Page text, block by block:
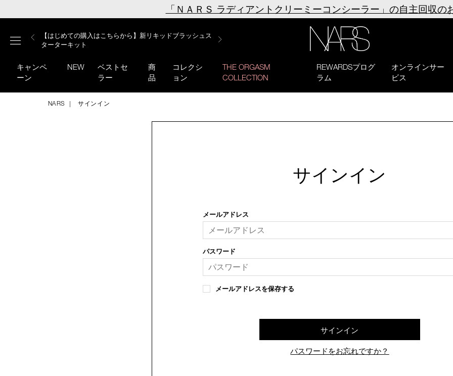
content
「ＮＡＲＳ ラディアントクリーミーコンシーラー」の自主回収の
メニュー
【ミニパフプレゼント】新リキッドブラッシュご購入でプ
レゼント
【はじめての購入はこちらから】新リキッドブラッシュス
ターターキット
【サンプル＆ヘアピン付】オイルクレンジングキット
【ギフトショッパープレゼント】カラーアイテムをあの人
へのプレゼントに
【ポーチ＆ブラッシュプレゼント】ORGASM CAMPAIGN
キャンペ
ーン
NEW
ベストセ
ラー
商
品
コレクシ
ョン
THE ORGASM
COLLECTION
REWARDSプログ
ラム
オンラインサー
ビス
NARS サインイン
サインイン
メールアドレス
パスワード
メールアドレスを保存する
サインイン
パスワードをお忘れですか？